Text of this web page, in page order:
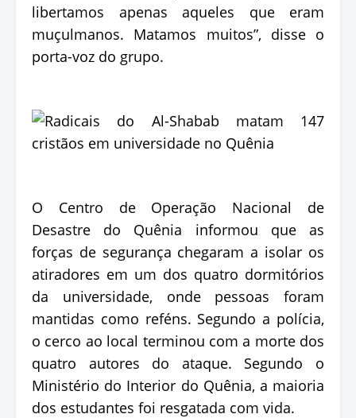
libertamos apenas aqueles que eram
muçulmanos. Matamos muitos”, disse o
porta-voz do grupo.
O Centro de Operação Nacional de
Desastre do Quênia informou que as
forças de segurança chegaram a isolar os
atiradores em um dos quatro dormitórios
da universidade, onde pessoas foram
mantidas como reféns. Segundo a polícia,
o cerco ao local terminou com a morte dos
quatro autores do ataque. Segundo o
Ministério do Interior do Quênia, a maioria
dos estudantes foi resgatada com vida.